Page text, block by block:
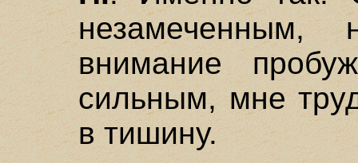
внимание
сильным, мне
в тишину.